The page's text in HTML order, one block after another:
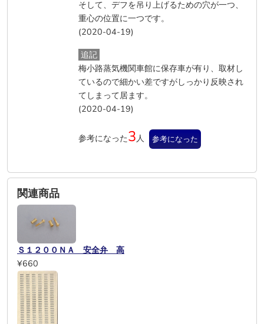
そして、デフを吊り上げるための穴が一つ、
重心の位置に一つです。
(2020-04-19)
追記
梅小路蒸気機関車館に保存車が有り、取材し
ているので細かい差ですがしっかり反映され
てしまって居ます。
(2020-04-19)
参考になった3人 参考になった
関連商品
Ｓ１２００ＮＡ 安全弁 高
¥660